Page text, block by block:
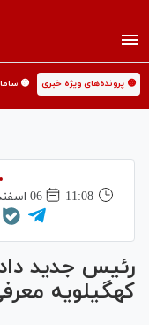
🟡 پرونده‌های ویژه خبری 🟡
11:08
06 اسفند 1403
رئیس جدید
کهگیلویه